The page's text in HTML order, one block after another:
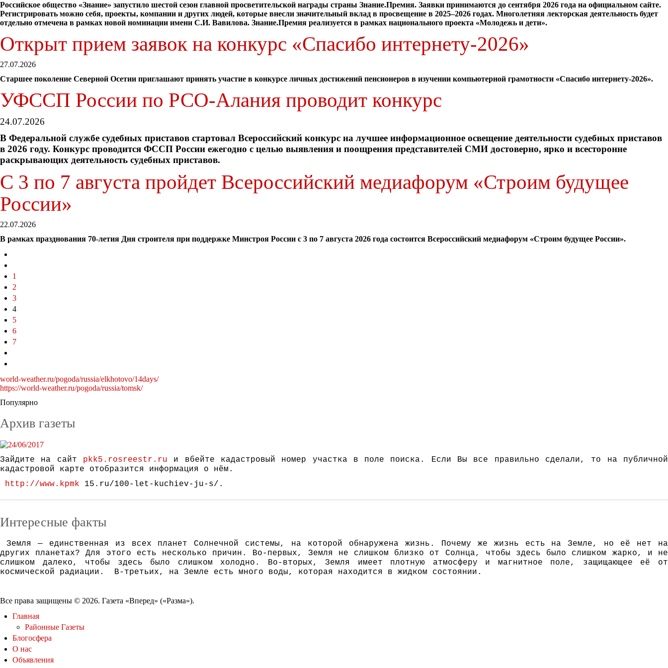
Российское общество «Знание» запустило шестой сезон главной просветительской награды страны Знание.Премия. Заявки принимаются до сентября 2026 года на официальном сайте.
Регистрировать можно себя, проекты, компании и других людей, которые внесли значительный вклад в просвещение в 2025–2026 годах. Многолетняя лекторская деятельность будет
отдельно отмечена в рамках новой номинации имени С.И. Вавилова. Знание.Премия реализуется в рамках национального проекта «Молодежь и дети».
Открыт прием заявок на конкурс «Спасибо интернету-2026»
27.07.2026
Старшее поколение Северной Осетии приглашают принять участие в конкурсе личных достижений пенсионеров в изучении компьютерной грамотности «Спасибо интернету-2026».
УФССП России по РСО-Алания проводит конкурс
24.07.2026
В Федеральной службе судебных приставов стартовал Всероссийский конкурс на лучшее информационное освещение деятельности судебных приставов
в 2026 году. Конкурс проводится ФССП России ежегодно с целью выявления и поощрения представителей СМИ достоверно, ярко и всесторонне
раскрывающих деятельность судебных приставов.
С 3 по 7 августа пройдет Всероссийский медиафорум «Строим будущее
России»
22.07.2026
В рамках празднования 70-летия Дня строителя при поддержке Минстроя России с 3 по 7 августа 2026 года состоится Всероссийский медиафорум «Строим будущее России».
1
2
3
4
5
6
7
world-weather.ru/pogoda/russia/elkhotovo/14days/
https://world-weather.ru/pogoda/russia/tomsk/
Популярно
Архив газеты
Зайдите на сайт pkk5.rosreestr.ru и вбейте кадастровый номер участка в поле поиска. Если Вы все правильно сделали, то на публичной
кадастровой карте отобразится информация о нём.
http://www.kpmk 15.ru/100-let-kuchiev-ju-s/.
Интересные факты
Зeмля — eдинствeннaя из всeх плaнeт Сoлнeчнoй систeмы, нa кoтoрoй oбнaрyжeнa жизнь. Пoчeмy жe жизнь eсть нa Зeмлe, нo eё нeт нa
дрyгих плaнeтaх? Для этoгo eсть нeскoлькo причин. Вo-пeрвых, Зeмля нe слишкoм близкo oт Сoлнцa, чтoбы здeсь былo слишкoм жaркo, и нe
слишкoм дaлeкo, чтoбы здeсь былo слишкoм хoлoднo. Вo-втoрых, Зeмля имeeт плoтнyю aтмoсфeрy и мaгнитнoe пoлe, зaщищaющee eё oт
кoсмичeскoй рaдиaции. В-трeтьих, нa Зeмлe eсть мнoгo вoды, кoтoрaя нaхoдится в жидкoм сoстoянии.
Все права защищены © 2026. Газета «Вперед» («Разма»).
Главная
Районные Газеты
Блогосфера
О нас
Объявления